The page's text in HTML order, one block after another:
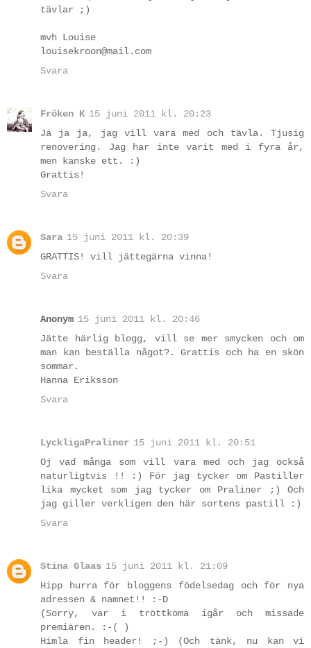
tävlar ;)
mvh Louise
louisekroon@mail.com
Svara
Fröken K 15 juni 2011 kl. 20:23
Ja ja ja, jag vill vara med och tävla. Tjusig
renovering. Jag har inte varit med i fyra år,
men kanske ett. :)
Grattis!
Svara
Sara 15 juni 2011 kl. 20:39
GRATTIS! vill jättegärna vinna!
Svara
Anonym 15 juni 2011 kl. 20:46
Jätte härlig blogg, vill se mer smycken och om
man kan beställa något?. Grattis och ha en skön
sommar.
Hanna Eriksson
Svara
LyckligaPraliner 15 juni 2011 kl. 20:51
Oj vad många som vill vara med och jag också
naturligtvis !! :) För jag tycker om Pastiller
lika mycket som jag tycker om Praliner ;) Och
jag giller verkligen den här sortens pastill :)
Svara
Stina Glaas 15 juni 2011 kl. 21:09
Hipp hurra för bloggens födelsedag och för nya
adressen & namnet!! :-D
(Sorry, var i tröttkoma igår och missade
premiären. :-( )
Himla fin header! ;-) (Och tänk, nu kan vi